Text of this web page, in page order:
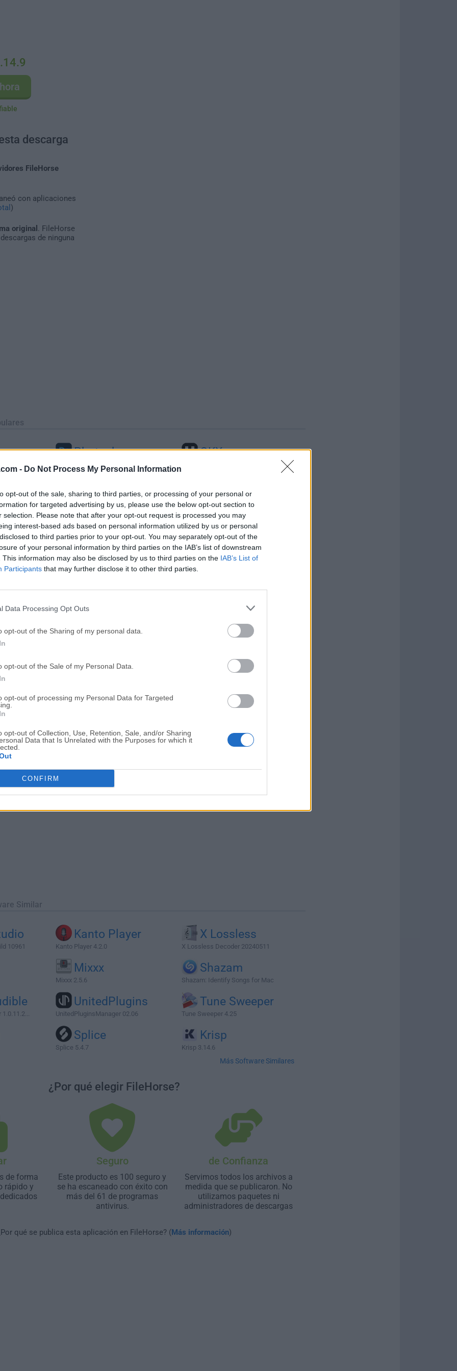
- Do Not Process My Personal Information
opt-out of the sale, sharing to third parties, or processing of your personal or
for targeted advertising by us, please use the below opt-out section to
selection. Please note that after your opt-out request is processed you may
interest-based ads based on personal information utilized by us or personal
to third parties prior to your opt-out. You may separately opt-out of the
of your personal information by third parties on the IAB’s list of downstream
This information may also be disclosed by us to third parties on the IAB’s List of
Participants that may further disclose it to other third parties.
Data Processing Opt Outs
opt-out of the Sharing of my personal data.
opt-out of the Sale of my Personal Data.
opt-out of processing my Personal Data for Targeted
opt-out of Collection, Use, Retention, Sale, and/or Sharing
Data that Is Unrelated with the Purposes for which it
CONFIRM
descarga
FileHorse
con aplicaciones
)
original
. FileHorse
de ninguna
Photoshop
Adobe Photoshop CC 2026 27.9.1
OKX
Adobe Acrobat Pro 2026.001.21771 Cleamio 3.4.0
TradingView
TradingView - Track All Markets
CleanMyMac
CleanMyMac X 5.2.10
LockWiper
iMyFone LockWiper 8.1.3
Partition
EaseUS Partition Master 1.4.0
for Mac
es un editor de audio multiplataforma, fácil de usar, rápido y funcional. Es el
necesitan editar y analizar archivos de audio sin complicaciones. También
potente biblioteca desarrollada para simplificar y estandarizar el desarrollo de
de audio y análisis en múltiples plataformas.¿Por qué este programa?
y Linux. Esto significa que siempre podrás contar con Ocenaudio para
se inter...
Similar
10961
Kanto Player
Kanto Player 4.2.0
X Lossless
X Lossless Decoder 20240511
Mixxx
Mixxx 2.5.6
Shazam
Shazam: Identify Songs for Mac
1.0.11.2...
UnitedPlugins
UnitedPluginsManager 02.06
Tune Sweeper
Tune Sweeper 4.25
Splice
Splice 5.4.7
Krisp
Krisp 3.14.6
Más Software Similares
¿Por qué elegir FileHorse?
de forma
rápido y
Seguro
Este producto es 100 seguro y
se ha escaneado con éxito con
más del 61 de programas
antivirus.
de Confianza
Servimos todos los archivos a
medida que se publicaron. No
utilizamos paquetes ni
administradores de descargas
qué se publica esta aplicación en FileHorse? (Más información)